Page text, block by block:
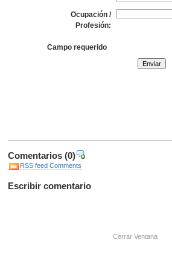
Ocupación /
Profesión:
Campo requerido
Comentarios (0)
RSS feed Comments
Escribir comentario
Cerrar Ventana